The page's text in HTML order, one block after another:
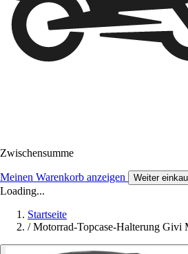
Zwischensumme
Meinen Warenkorb anzeigen Weiter
Loading...
Startseite
/ Motorrad-Topcase-Halterung Givi